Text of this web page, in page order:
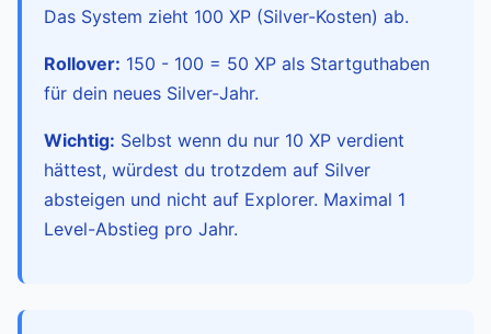
Das System zieht 100 XP (Silver-Kosten) ab.
Rollover: 150 - 100 = 50 XP als Startguthaben
für dein neues Silver-Jahr.
Wichtig: Selbst wenn du nur 10 XP verdient
hättest, würdest du trotzdem auf Silver
absteigen und nicht auf Explorer. Maximal 1
Level-Abstieg pro Jahr.